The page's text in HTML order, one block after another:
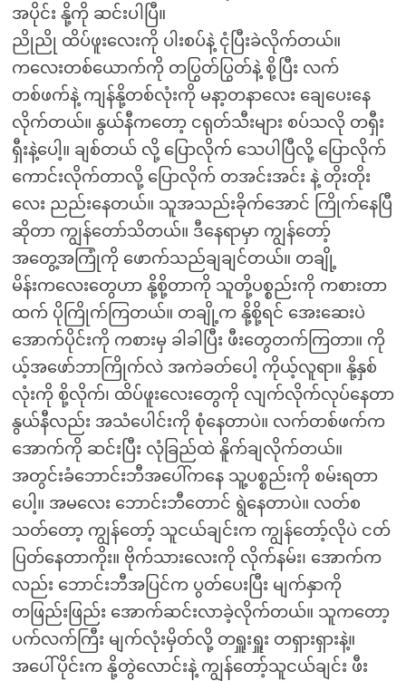
အပိုင်း နို့ကို ဆင်းပါပြီ။
ညိုညို ထိပ်ဖူးလေးကို ပါးစပ်နဲ့ ငုံပြီးခဲလိုက်တယ်။
ကလေးတစ်ယောက်ကို တပြွတ်ပြွတ်နဲ့ စို့ပြီး လက်
တစ်ဖက်နဲ့ ကျန်နို့တစ်လုံးကို မနာ့တနာလေး ချေပေးနေ
လိုက်တယ်။ နွယ်နီကတော့ ငရုတ်သီးများ စပ်သလို တရှီး
ရှီးနဲ့ပေါ့။ ချစ်တယ် လို့ ပြောလိုက် သေပါပြီလို့ ပြောလိုက်
ကောင်းလိုက်တာလို့ ပြောလိုက် တအင်းအင်း နဲ့ တိုးတိုး
လေး ညည်းနေတယ်။ သူအသည်းခိုက်အောင် ကြိုက်နေပြီ
ဆိုတာ ကျွန်တော်သိတယ်။ ဒီနေရာမှာ ကျွန်တော့်
အတွေ့အကြုံကို ဖောက်သည်ချချင်တယ်။ တချို့
မိန်းကလေးတွေဟာ နို့စို့တာကို သူတို့ပစ္စည်းကို ကစားတာ
ထက် ပိုကြိုက်ကြတယ်။ တချို့က နို့စို့ရင် အေးဆေးပဲ
အောက်ပိုင်းကို ကစားမှ ခါခါပြီး ဖီးတွေတက်ကြတာ။ ကို
ယ့်အဖော်ဘာကြိုက်လဲ အကဲခတ်ပေါ့ ကိုယ့်လူရာ။ နို့နှစ်
လုံးကို စို့လိုက်၊ ထိပ်ဖူးလေးတွေကို လျက်လိုက်လုပ်နေတာ
နွယ်နီလည်း အသံပေါင်းကို စုံနေတာပဲ။ လက်တစ်ဖက်က
အောက်ကို ဆင်းပြီး လုံခြည်ထဲ နိူက်ချလိုက်တယ်။
အတွင်းခံဘောင်းဘီအပေါ်ကနေ သူ့ပစ္စည်းကို စမ်းရတာ
ပေါ့။ အမလေး ဘောင်းဘီတောင် ရွဲနေတာပဲ။ လတ်စ
သတ်တော့ ကျွန်တော့် သူငယ်ချင်းက ကျွန်တော့်လိုပဲ ငတ်
ပြတ်နေတာကိုး။ ဗိုက်သားလေးကို လိုက်နမ်း၊ အောက်က
လည်း ဘောင်းဘီအပြင်က ပွတ်ပေးပြီး မျက်နှာကို
တဖြည်းဖြည်း အောက်ဆင်းလာခဲ့လိုက်တယ်။ သူကတော့
ပက်လက်ကြီး မျက်လုံးမှိတ်လို့ တရှူးရှူး တရှားရှားနဲ့။
အပေါ်ပိုင်းက နို့တွဲလောင်းနဲ့ ကျွန်တော့်သူငယ်ချင်း ဖီး